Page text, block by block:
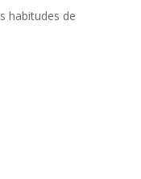
habitudes de